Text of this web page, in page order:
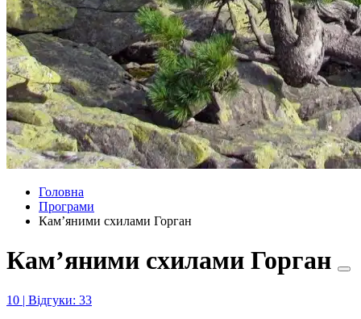
Головна
Програми
Камʼяними схилами Горган
Камʼяними схилами Горган
10 | Відгуки: 33